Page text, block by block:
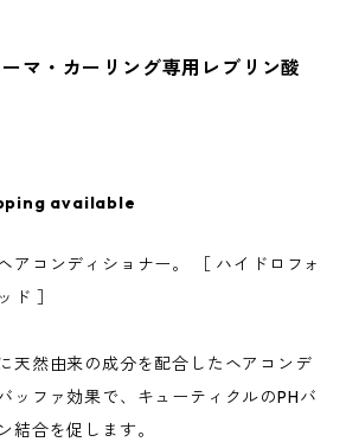
マ・カーリング専用レブリン酸
available
アコンディショナー。 ［ ハイドロフォ
］
天然由来の成分を配合したヘアコンデ
ッファ効果で、キューティクルのPHバ
結合を促します。